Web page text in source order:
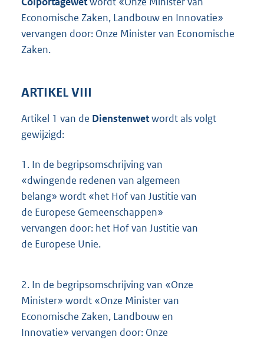
Economische Zaken, Landbouw en Innovatie»
vervangen door: Onze Minister van Economische
Zaken.
ARTIKEL VIII
Artikel 1 van de Dienstenwetwordt als volgt
gewijzigd:
1. In de begripsomschrijving van
«dwingende redenen van algemeen
belang» wordt «het Hof van Justitie van
de Europese Gemeenschappen»
vervangen door: het Hof van Justitie van
de Europese Unie.
2. In de begripsomschrijving van «Onze
Minister» wordt «Onze Minister van
Economische Zaken, Landbouw en
Innovatie» vervangen door: Onze